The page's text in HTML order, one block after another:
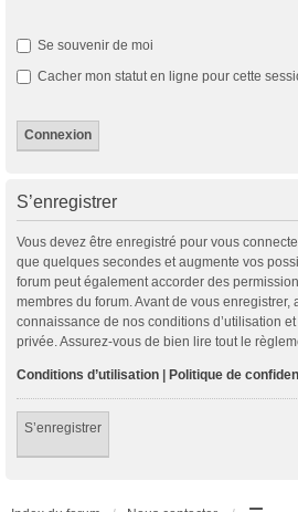
Se souvenir de moi
Cacher mon statut en ligne pour cette
S’enregistrer
Vous devez être enregistré pour vous
que quelques secondes et augmente vos
forum peut également accorder des
membres du forum. Avant de vous enregistrer,
connaissance de nos conditions d’utilisation
privée. Assurez-vous de bien lire tout le
Conditions d’utilisation | Politique de
S’enregistrer